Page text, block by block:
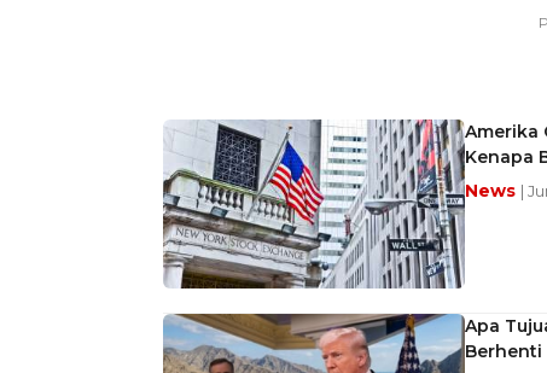
Amerika
Kenapa
News |
Apa
Berhenti